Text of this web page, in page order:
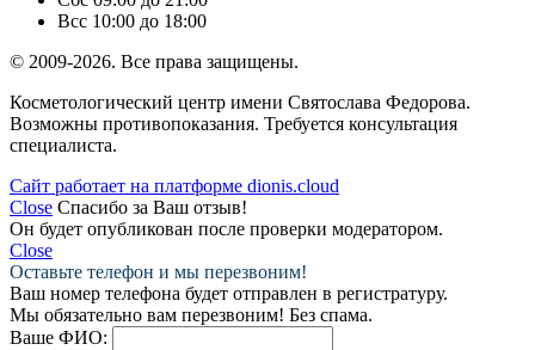
Всс 10:00 до 18:00
© 2009-2026. Все права защищены.
Косметологический центр имени Святослава Федорова.
Возможны противопоказания. Требуется консультация
специалиста.
Сайт работает на платформе dionis.cloud
Close Спасибо за Ваш отзыв!
Он будет опубликован после проверки модератором.
Close
Оставьте телефон и мы перезвоним!
Ваш номер телефона будет отправлен в регистратуру.
Мы обязательно вам перезвоним! Без спама.
Ваше ФИО: